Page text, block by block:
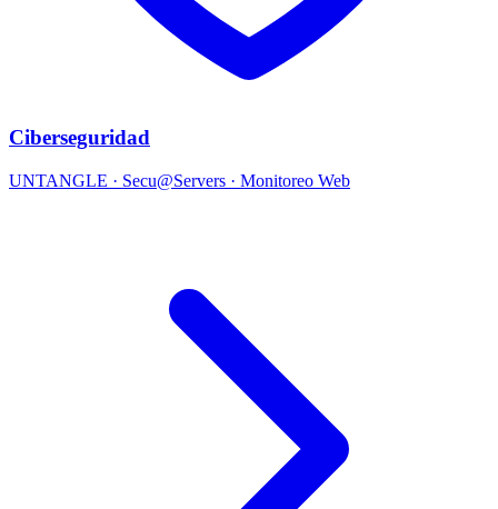
Ciberseguridad
UNTANGLE · Secu@Servers · Monitoreo Web